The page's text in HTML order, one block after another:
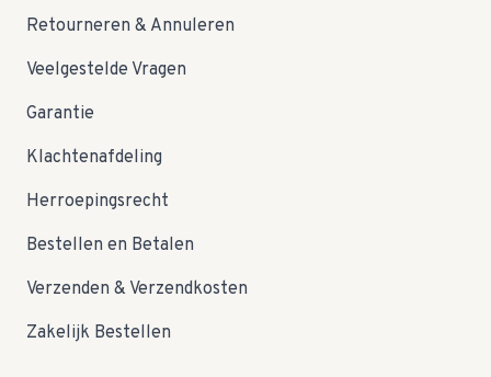
Retourneren & Annuleren
Veelgestelde Vragen
Garantie
Klachtenafdeling
Herroepingsrecht
Bestellen en Betalen
Verzenden & Verzendkosten
Zakelijk Bestellen